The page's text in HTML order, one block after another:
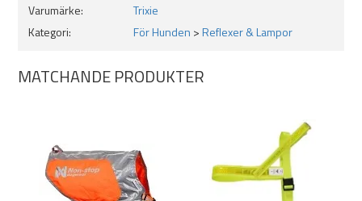
Varumärke:
Trixie
Kategori:
För Hunden >Reflexer & Lampor
MATCHANDE PRODUKTER